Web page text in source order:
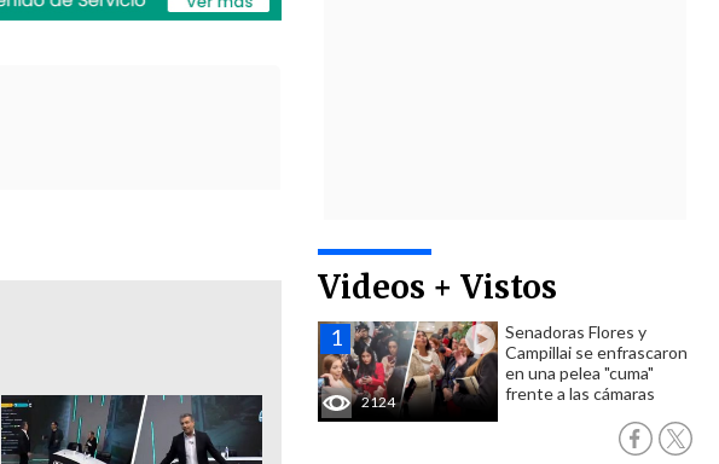
Videos + Vistos
2124
Senadoras Flores y
Campillai se enfrascaron
en una pelea "cuma"
frente a las cámaras